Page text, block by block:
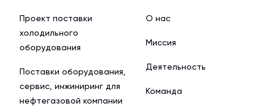
Проект поставки
холодильного
оборудования
Поставки оборудования,
сервис, инжиниринг для
нефтегазовой компании
О нас
Миссия
Деятельность
Команда